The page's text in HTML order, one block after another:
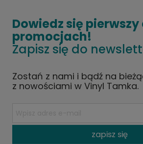
Dowiedz się pierwszy
promocjach!
Zapisz się do
Zostań z nami i bądź na
z nowościami w Vinyl Tamka.
zapisz się